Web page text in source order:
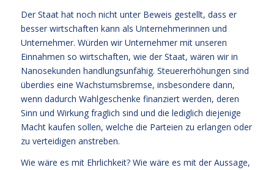
Der Staat hat noch nicht unter Beweis gestellt, dass er
besser wirtschaften kann als Unternehmerinnen und
Unternehmer. Würden wir Unternehmer mit unseren
Einnahmen so wirtschaften, wie der Staat, wären wir in
Nanosekunden handlungsunfähig. Steuererhöhungen sind
überdies eine Wachstumsbremse, insbesondere dann,
wenn dadurch Wahlgeschenke finanziert werden, deren
Sinn und Wirkung fraglich sind und die lediglich diejenige
Macht kaufen sollen, welche die Parteien zu erlangen oder
zu verteidigen anstreben.
Wie wäre es mit Ehrlichkeit? Wie wäre es mit der Aussage,